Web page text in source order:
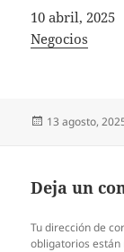
Fecha
10 abril, 2025
In relation to
Negocios
Publicado
13 agosto,
Deja un
Tu dirección de
obligatorios